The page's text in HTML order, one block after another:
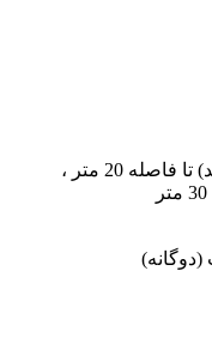
تصویر رنگی (نور سفید) تا فاصله 20 متر ،